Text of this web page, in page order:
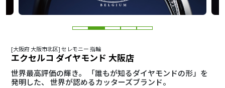
[大阪府 大阪市北区] セレモニー 指輪
エクセルコ ダイヤモンド 大阪店
世界最高評価の輝き。 「誰もが知るダイヤモンドの形」を
発明した、 世界が認めるカッターズブランド。